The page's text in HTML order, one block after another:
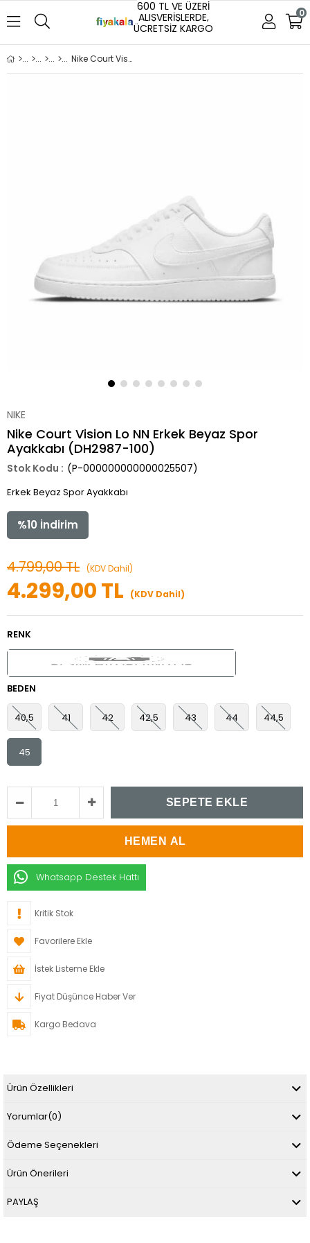
600 TL VE ÜZERİ
ALIŞVERİŞLERDE,
ÜCRETSİZ KARGO
0
Nike Court Vision Lo NN Erkek Beyaz Spor Ayakkabı (DH2987-100)
NIKE
Nike Court Vision Lo NN Erkek Beyaz Spor
Ayakkabı (DH2987-100)
(P-000000000000025507)
Erkek Beyaz Spor Ayakkabı
%10 İndirim
4.799,00 TL (KDV Dahil)
4.299,00 TL (KDV Dahil)
RENK
BEDEN
40,5 41 42 42,5 43 44 44,5
45
Whatsapp Destek Hattı
Kritik Stok
Favorilere Ekle
İstek Listeme Ekle
Fiyat Düşünce Haber Ver
Kargo Bedava
Ürün Özellikleri
Yorumlar(0)
Ödeme Seçenekleri
Ürün Önerileri
PAYLAŞ